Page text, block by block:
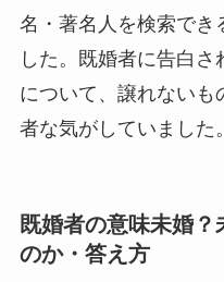
名・著名人を検索でき
した。既婚者に告白
について、譲れないも
者な気がしていました。
既婚者の意味未婚
のか・答え方